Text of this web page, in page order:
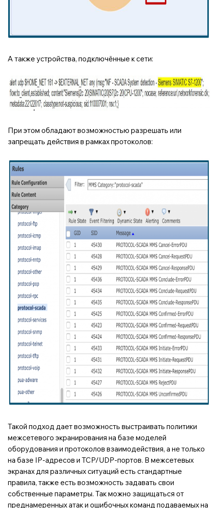
А также устройства, подключённые к сети:
При этом обладают возможностью разрешать или
запрещать действия в рамках протоколов:
Такой подход дает возможность выстраивать политики
межсетевого экранирования на базе моделей
оборудования и протоколов взаимодействия, а не только
на базе IP-адресов и TCP/UDP-портов. В межсетевых
экранах для различных ситуаций есть стандартные
правила, также есть возможность задавать свои
собственные параметры. Так можно защищаться от
преднамеренных атак и ошибочных команд подаваемых на